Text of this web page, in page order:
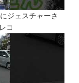
ジェスチャーさ
コ